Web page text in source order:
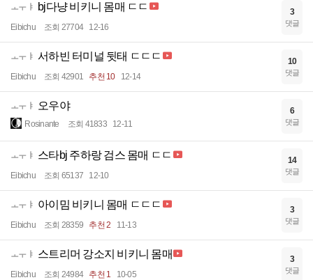
ㅗㅜㅑ bj다냥 비키니 몸매 ㄷㄷ
Eibichu 조회 27704 12-16
3
댓글
ㅗㅜㅑ 서하빈 터미널 뒷태 ㄷㄷㄷ
Eibichu 조회 42901 추천 10 12-14
10
댓글
ㅗㅜㅑ 오우야
Rosinante 조회 41833 12-11
6
댓글
ㅗㅜㅑ 스타bj 주하랑 검스 몸매 ㄷㄷ
Eibichu 조회 65137 12-10
14
댓글
ㅗㅜㅑ 아이밈 비키니 몸매 ㄷㄷㄷ
Eibichu 조회 28359 추천 2 11-13
3
댓글
ㅗㅜㅑ 스트리머 강소지 비키니 몸매
Eibichu 조회 24984 추천 1 10-05
3
댓글